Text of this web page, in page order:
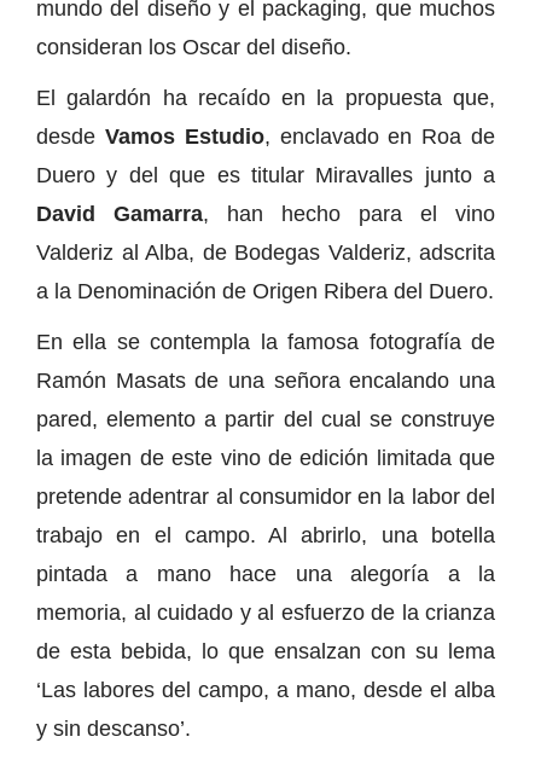
mundo del diseño y el packaging, que muchos
consideran los Oscar del diseño.
El galardón ha recaído en la propuesta que,
desde Vamos Estudio, enclavado en Roa de
Duero y del que es titular Miravalles junto a
David Gamarra, han hecho para el vino
Valderiz al Alba, de Bodegas Valderiz, adscrita
a la Denominación de Origen Ribera del Duero.
En ella se contempla la famosa fotografía de
Ramón Masats de una señora encalando una
pared, elemento a partir del cual se construye
la imagen de este vino de edición limitada que
pretende adentrar al consumidor en la labor del
trabajo en el campo. Al abrirlo, una botella
pintada a mano hace una alegoría a la
memoria, al cuidado y al esfuerzo de la crianza
de esta bebida, lo que ensalzan con su lema
‘Las labores del campo, a mano, desde el alba
y sin descanso’.